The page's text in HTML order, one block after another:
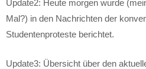
Update2: Heute morgen wurde
Mal?) in den Nachrichten der
Studentenproteste berichtet.
Update3: Übersicht über den